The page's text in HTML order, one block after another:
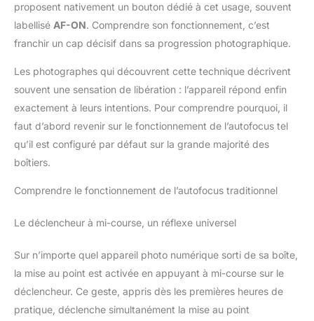
proposent nativement un bouton dédié à cet usage, souvent
labellisé AF-ON. Comprendre son fonctionnement, c’est
franchir un cap décisif dans sa progression photographique.
Les photographes qui découvrent cette technique décrivent
souvent une sensation de libération : l’appareil répond enfin
exactement à leurs intentions. Pour comprendre pourquoi, il
faut d’abord revenir sur le fonctionnement de l’autofocus tel
qu’il est configuré par défaut sur la grande majorité des
boîtiers.
Comprendre le fonctionnement de l’autofocus traditionnel
Le déclencheur à mi-course, un réflexe universel
Sur n’importe quel appareil photo numérique sorti de sa boîte,
la mise au point est activée en appuyant à mi-course sur le
déclencheur. Ce geste, appris dès les premières heures de
pratique, déclenche simultanément la mise au point